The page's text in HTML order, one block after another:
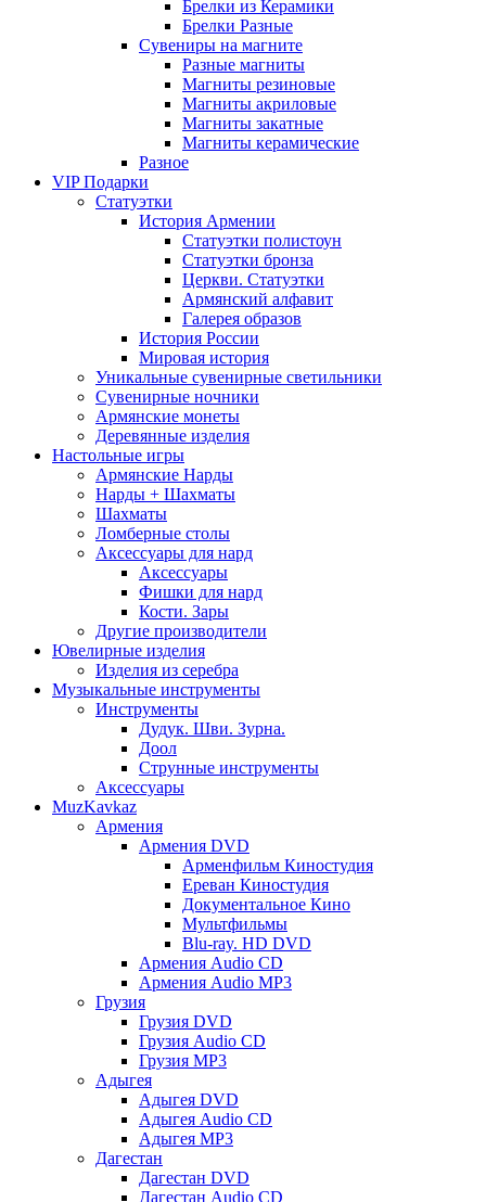
Брелки из Керамики
Брелки Разные
Сувениры на магните
Разные магниты
Магниты резиновые
Магниты акриловые
Магниты закатные
Магниты керамические
Разное
VIP Подарки
Статуэтки
История Армении
Статуэтки полистоун
Статуэтки бронза
Церкви. Статуэтки
Армянский алфавит
Галерея образов
История России
Мировая история
Уникальные сувенирные светильники
Сувенирные ночники
Армянские монеты
Деревянные изделия
Настольные игры
Армянские Нарды
Нарды + Шахматы
Шахматы
Ломберные столы
Аксессуары для нард
Аксессуары
Фишки для нард
Кости. Зары
Другие производители
Ювелирные изделия
Изделия из серебра
Музыкальные инструменты
Инструменты
Дудук. Шви. Зурна.
Доол
Струнные инструменты
Аксессуары
MuzKavkaz
Армения
Армения DVD
Арменфильм Киностудия
Ереван Киностудия
Документальное Кино
Мультфильмы
Blu-ray. HD DVD
Армения Audio CD
Армения Audio MP3
Грузия
Грузия DVD
Грузия Audio CD
Грузия MP3
Адыгея
Адыгея DVD
Адыгея Audio CD
Адыгея MP3
Дагестан
Дагестан DVD
Дагестан Audio CD